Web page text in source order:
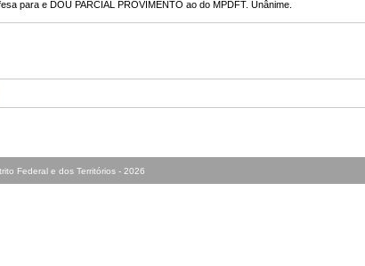
para e DOU PARCIAL PROVIMENTO ao do MPDFT. Unânime.
Federal e dos Territórios - 2026